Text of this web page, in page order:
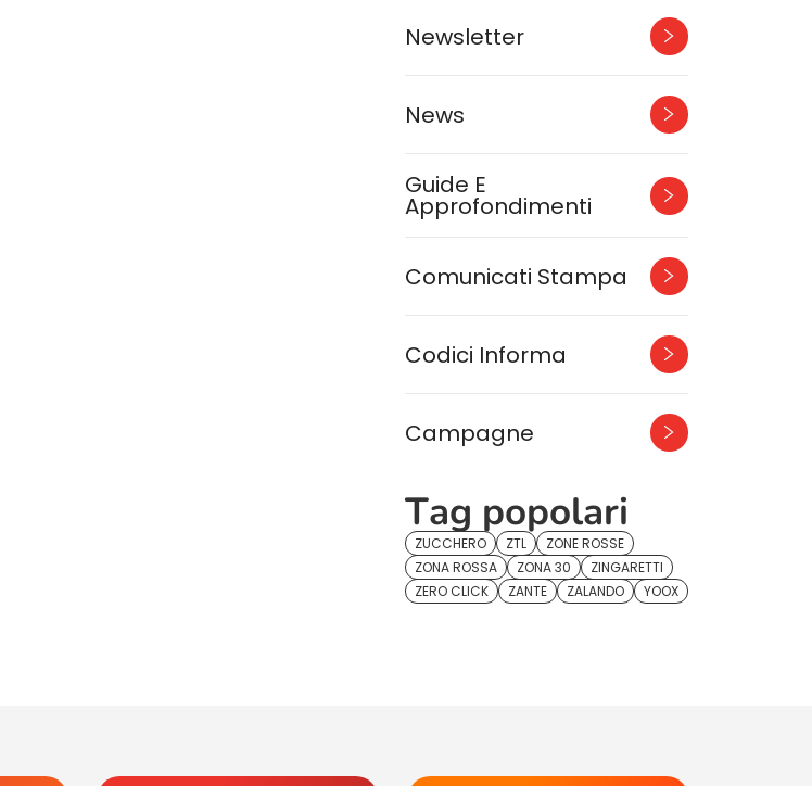
Newsletter
News
Guide E
Approfondimenti
Comunicati Stampa
Codici Informa
Campagne
Tag popolari
ZUCCHERO ZTL
ZONE ROSSE
ZONA ROSSA
ZONA 30
ZINGARETTI
ZERO CLICK
ZANTE ZALANDO YOOX